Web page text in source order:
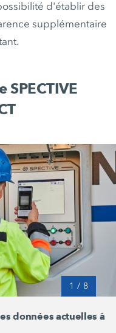
d'établir des
supplémentaire
SPECTIVE
1 / 8
données actuelles à